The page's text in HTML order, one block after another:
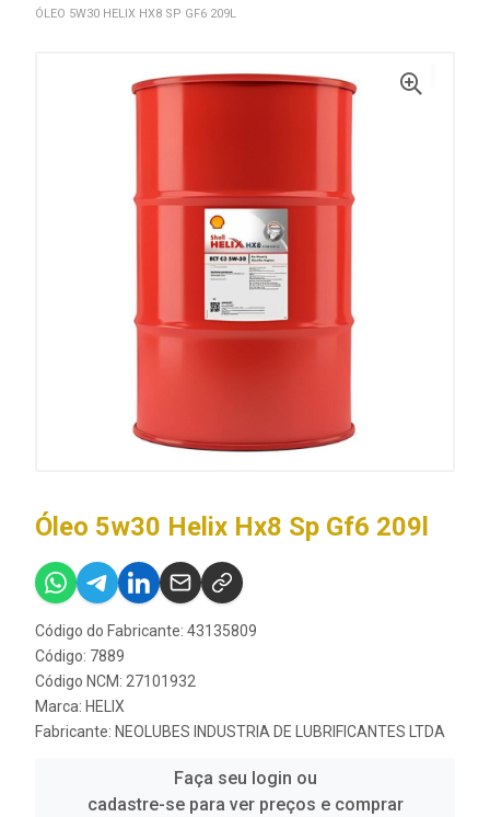
ÓLEO 5W30 HELIX HX8 SP GF6 209L
Óleo 5w30 Helix Hx8 Sp Gf6 209l
Código do Fabricante: 43135809
Código: 7889
Código NCM: 27101932
Marca: HELIX
Fabricante: NEOLUBES INDUSTRIA DE LUBRIFICANTES LTDA
Faça seu login ou
cadastre-se para ver preços e comprar